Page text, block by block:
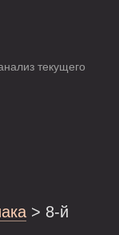
текущего
> 8-й